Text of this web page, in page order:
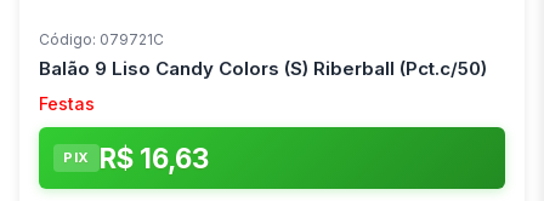
Código: 079721C
Balão 9 Liso Candy Colors (S) Riberball (Pct.c/50)
Festas
PIX R$ 16,63